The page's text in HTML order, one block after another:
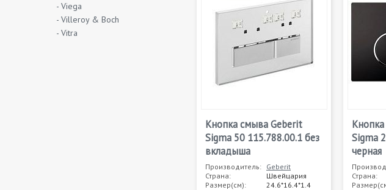
- Viega
- Villeroy & Boch
- Vitra
Кнопка смыва Geberit
Sigma 50 115.788.00.1 без
вкладыша
Производитель: Geberit
Страна:
Швейцария
Размер(см):
24.6*16.4*1.4
Sigma
черная
Страна: